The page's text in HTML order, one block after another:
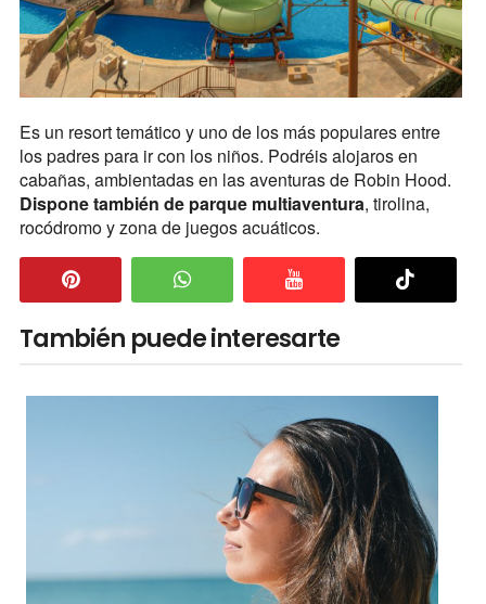
Es un resort temático y uno de los más populares entre
los padres para ir con los niños. Podréis alojaros en
cabañas, ambientadas en las aventuras de Robin Hood.
Dispone también de parque multiaventura, tirolina,
rocódromo y zona de juegos acuáticos.
También puede interesarte